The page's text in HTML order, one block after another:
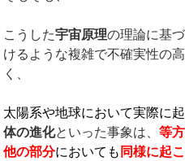
こうした宇宙原理の理論に基
けるような複雑で不確実性の
く、
太陽系や地球において実際に
体の進化といった事象は、等
他の部分においても 同様に起